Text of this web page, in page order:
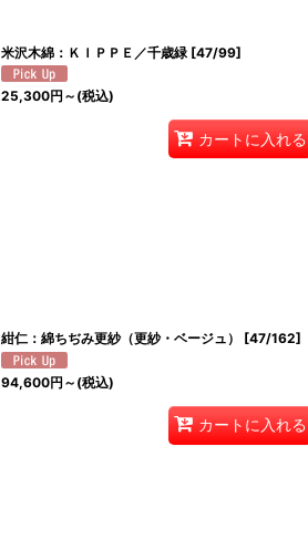
米沢木綿：ＫＩＰＰＥ／千歳緑 [47/99]
25,300円 ～ (税込)
カートに入れる
紺仁：綿ちぢみ更紗（更紗・ベージュ） [47/162]
94,600円 ～ (税込)
カートに入れる